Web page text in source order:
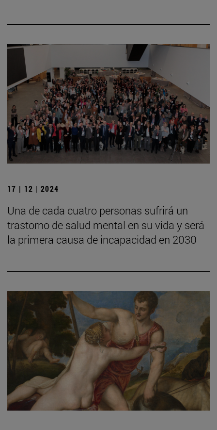
17 | 12 | 2024
Una de cada cuatro personas sufrirá un
trastorno de salud mental en su vida y será
la primera causa de incapacidad en 2030